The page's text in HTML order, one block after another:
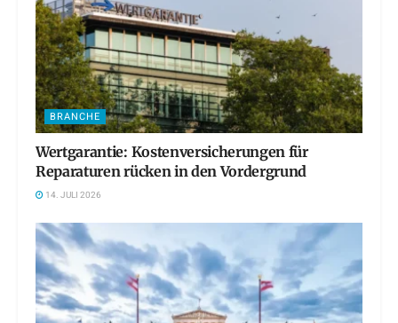
BRANCHE
Wertgarantie: Kostenversicherungen für
Reparaturen rücken in den Vordergrund
14. JULI 2026